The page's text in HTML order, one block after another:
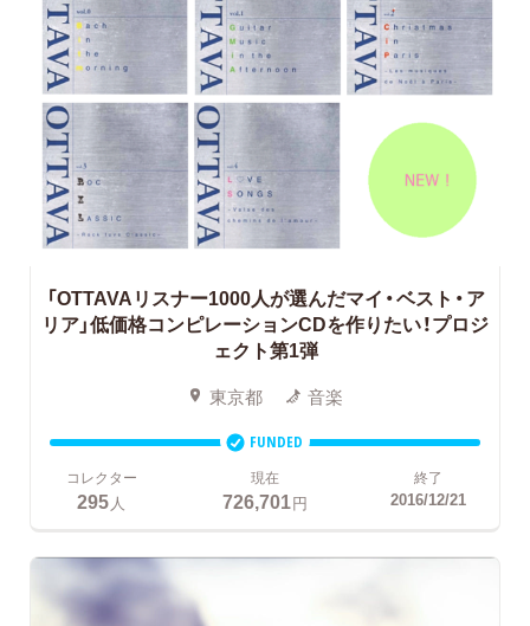
「OTTAVAリスナー1000人が選んだマイ・ベスト・ア
リア」低価格コンピレーションCDを作りたい！プロジ
ェクト第1弾
東京都 音楽
FUNDED
コレクター
295人
現在
726,701円
終了
2016/12/21